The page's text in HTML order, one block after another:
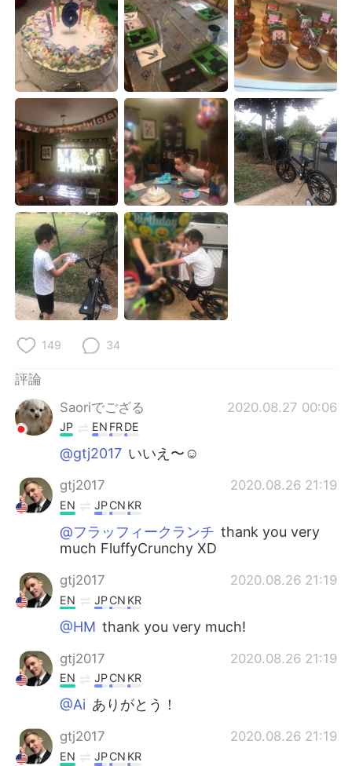
149 34
評論
Saoriでござる
2020.08.27 00:06
JP EN FRDE
@gtj2017 いいえ〜☺️
gtj2017 2020.08.26 21:19
EN JPCN KR
@フラッフィークランチ thank you very
much FluffyCrunchy XD
gtj2017 2020.08.26 21:19
EN JPCN KR
@HM thank you very much!
gtj2017 2020.08.26 21:19
EN JPCN KR
@Ai ありがとう！
gtj2017 2020.08.26 21:19
EN JPCN KR